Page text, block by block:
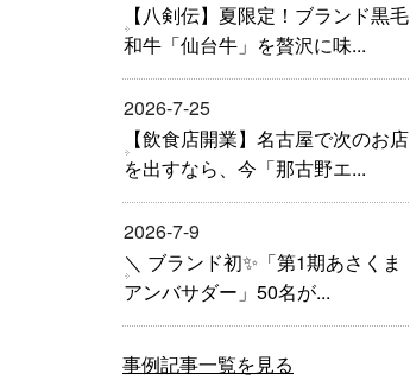
【八剣伝】夏限定！ブランド黒毛
和牛「仙台牛」を贅沢に味...
2026-7-25
【飲食店開業】名古屋で次のお店
を出すなら、今「那古野エ...
2026-7-9
＼ ブランド初✨「第1期あさくま
アンバサダー」50名が...
事例記事一覧を見る